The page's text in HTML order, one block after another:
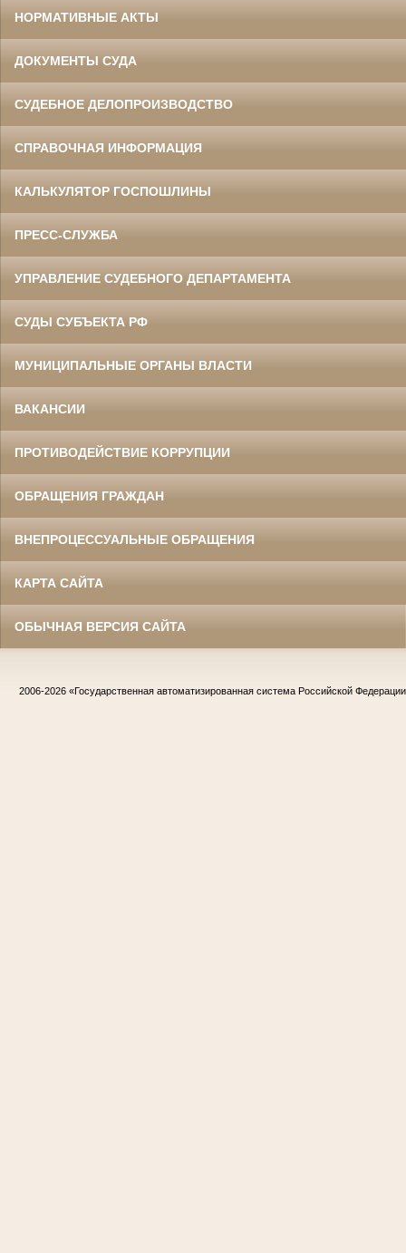
НОРМАТИВНЫЕ АКТЫ
ДОКУМЕНТЫ СУДА
СУДЕБНОЕ ДЕЛОПРОИЗВОДСТВО
СПРАВОЧНАЯ ИНФОРМАЦИЯ
КАЛЬКУЛЯТОР ГОСПОШЛИНЫ
ПРЕСС-СЛУЖБА
УПРАВЛЕНИЕ СУДЕБНОГО ДЕПАРТАМЕНТА
СУДЫ СУБЪЕКТА РФ
МУНИЦИПАЛЬНЫЕ ОРГАНЫ ВЛАСТИ
ВАКАНСИИ
ПРОТИВОДЕЙСТВИЕ КОРРУПЦИИ
ОБРАЩЕНИЯ ГРАЖДАН
ВНЕПРОЦЕССУАЛЬНЫЕ ОБРАЩЕНИЯ
КАРТА САЙТА
ОБЫЧНАЯ ВЕРСИЯ САЙТА
2006-2026 «Государственная автоматизированная система Российской